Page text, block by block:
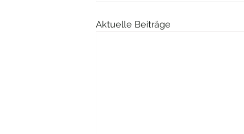
Aktuelle Beiträge